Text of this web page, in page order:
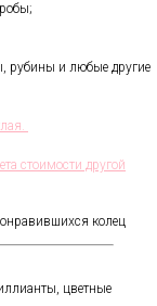
рубины и любые другие
стоимости другой
колец
цветные